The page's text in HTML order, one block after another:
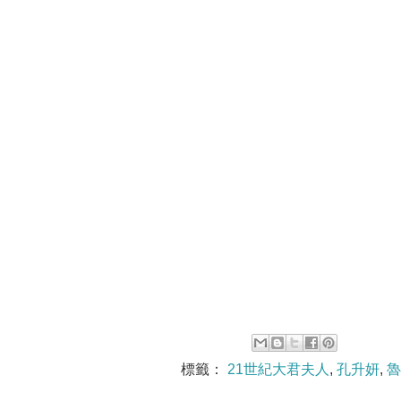
標籤： 21世紀大君夫人 , 孔升妍,